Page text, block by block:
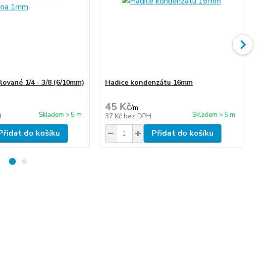
1/4 - 3/8 (6/10mm)
Skladem > 5 m
do košíku
Hadice kondenzátu 16mm
45 Kč/m
37 Kč bez DPH Skladem > 5 m
Přidat do košíku